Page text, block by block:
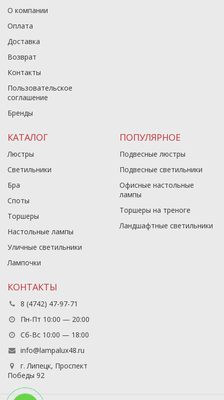
О компании
Оплата
Доставка
Возврат
Контакты
Пользовательское
соглашение
Бренды
КАТАЛОГ
Люстры
Светильники
Бра
Споты
Торшеры
Настольные лампы
Уличные светильники
Лампочки
ПОПУЛЯРНОЕ
Подвесные люстры
Подвесные светильники
Офисные настольные
лампы
Торшеры на треноге
Ландшафтные светильники
КОНТАКТЫ
8 (4742) 47-97-71
Пн-Пт 10:00 — 20:00
Сб-Вс 10:00 — 18:00
info@lampalux48.ru
г. Липецк, Проспект
Победы 92